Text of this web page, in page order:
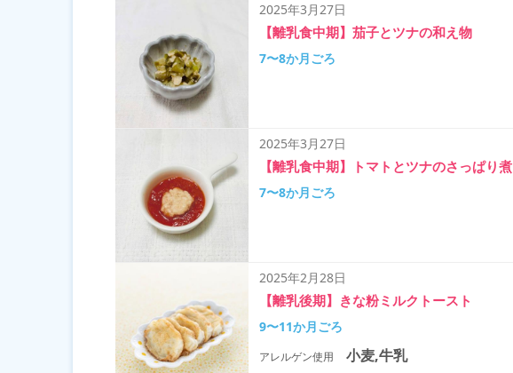
2025年3月27日
【離乳食中期】茄子とツナの和え物
7〜8か月ごろ
2025年3月27日
【離乳食中期】トマトとツナのさっぱり煮
7〜8か月ごろ
2025年2月28日
【離乳後期】きな粉ミルクトースト
9〜11か月ごろ
アレルゲン使用 小麦,牛乳